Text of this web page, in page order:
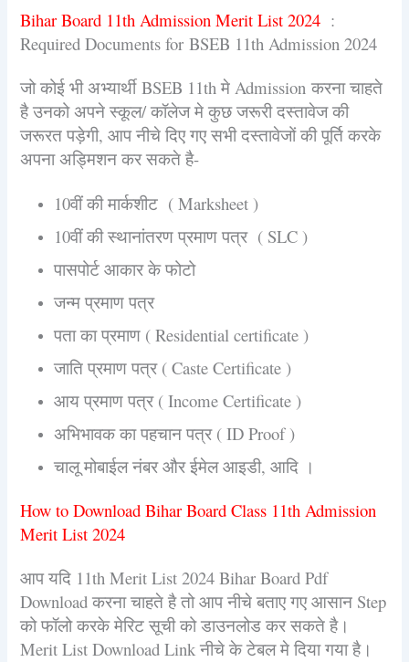
Bihar Board 11th Admission Merit List 2024 :
Required Documents for BSEB 11th Admission 2024
जो कोई भी अभ्यार्थी BSEB 11th मे Admission करना चाहते
है उनको अपने स्कूल/ कॉलेज मे कुछ जरूरी दस्तावेज की
जरूरत पड़ेगी, आप नीचे दिए गए सभी दस्तावेजों की पूर्ति करके
अपना अड्मिशन कर सकते है-
10वीं की मार्कशीट ( Marksheet )
10वीं की स्थानांतरण प्रमाण पत्र ( SLC )
पासपोर्ट आकार के फोटो
जन्म प्रमाण पत्र
पता का प्रमाण ( Residential certificate )
जाति प्रमाण पत्र ( Caste Certificate )
आय प्रमाण पत्र ( Income Certificate )
अभिभावक का पहचान पत्र ( ID Proof )
चालू मोबाईल नंबर और ईमेल आइडी, आदि ।
How to Download Bihar Board Class 11th Admission
Merit List 2024
आप यदि 11th Merit List 2024 Bihar Board Pdf
Download करना चाहते है तो आप नीचे बताए गए आसान Step
को फॉलो करके मेरिट सूची को डाउनलोड कर सकते है।
Merit List Download Link नीचे के टेबल मे दिया गया है।